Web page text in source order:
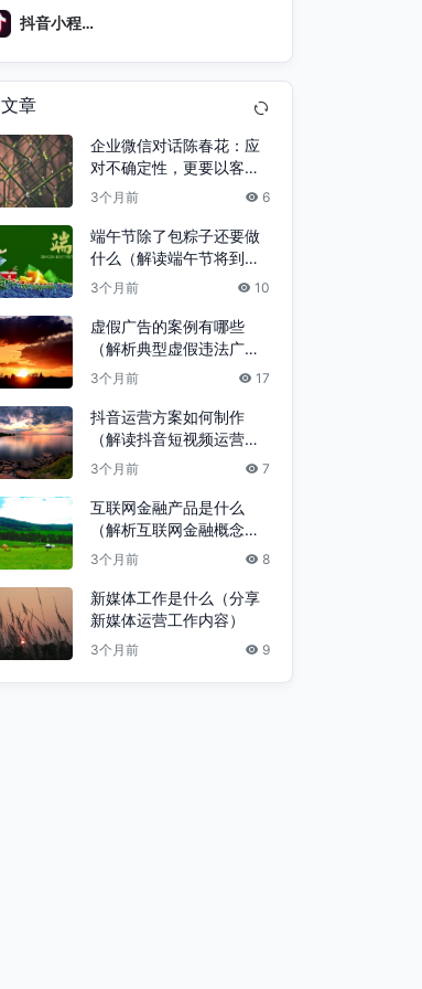
抖音小程序
文章
企业微信对话陈春花：应
对不确定性，更要以客户
为中心
3个月前 6
端午节除了包粽子还要做
什么（解读端午节将到的
4大习俗）
3个月前 10
虚假广告的案例有哪些
（解析典型虚假违法广告
案例）
3个月前 17
抖音运营方案如何制作
（解读抖音短视频运营策
划方案）
3个月前 7
互联网金融产品是什么
（解析互联网金融概念股
一览）
3个月前 8
新媒体工作是什么（分享
新媒体运营工作内容）
3个月前 9